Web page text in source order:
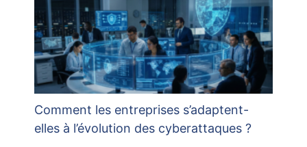
Comment les entreprises s’adaptent-
elles à l’évolution des cyberattaques ?